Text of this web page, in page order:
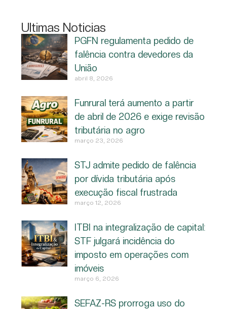
Ultimas Noticias
PGFN regulamenta pedido de
falência contra devedores da
União
abril 8, 2026
Funrural terá aumento a partir
de abril de 2026 e exige revisão
tributária no agro
março 23, 2026
STJ admite pedido de falência
por dívida tributária após
execução fiscal frustrada
março 12, 2026
ITBI na integralização de capital:
STF julgará incidência do
imposto em operações com
imóveis
março 6, 2026
SEFAZ-RS prorroga uso do